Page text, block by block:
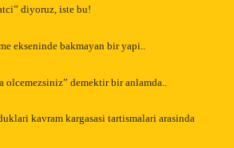
diyoruz, iste bu!
ekseninde bakmayan bir yapi..
demektir bir anlamda..
kavram kargasasi tartismalari arasinda